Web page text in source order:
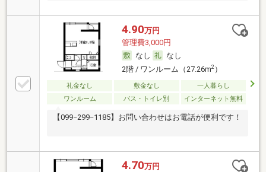
4.90万円
管理費3,000円
なし
なし
2階 / ワンルーム（27.26m2）
礼金なし 敷金なし
一人暮らし
ワンルーム
バス・トイレ別 インターネット無料
【099−299−1185】お問い合わせはお電話が便利です！
4.70万円